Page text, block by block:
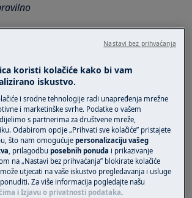
vodu
za deterdžent.
koristi kolačiće kako bi vam
iskustvo.
i srodne tehnologije radi unapređenja mrežne
i marketinške svrhe. Podatke o vašem
s partnerima za društvene mreže,
Odabirom opcije „Prihvati sve kolačiće” pristajete
što nam omogućujepersonalizaciju vašeg
, prilagodbuposebnih ponuda i prikazivanje
na „Nastavi bez prihvaćanja” blokirate kolačiće
utjecati na vaše iskustvo pregledavanja i usluge
Za više informacija pogledajte našu
iIzjavu o privatnosti podataka.
Nastavi bez prihvaćanja